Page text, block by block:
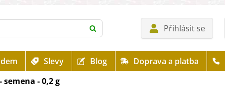
Přihlásit se
Slevy Blog Doprava a platba
- 0,2 g